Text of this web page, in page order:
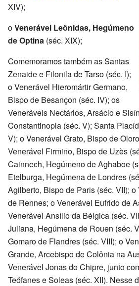
XIV);
oVenerável Leônidas, Hegúmeno
de Optina (séc. XIX);
Comemoramos também as Santas
Zenaide e Filonila de Tarso (séc. I);
o Venerável Hieromártir Germano,
Bispo de Besançon (séc. IV); os
Veneráveis Nectários, Arsácio e
Constantinopla (séc. V); Santa
V); o Venerável Grato, Bispo de
Venerável Firmino, Bispo de Uzès
Cainnech, Hegúmeno de Aghaboe
Etelburga, Hegúmena de Londres
Agilberto, Bispo de Paris (séc. VII);
de Rennes; o Venerável Eufrido de
Venerável Ansílio da Bélgica (séc.
Juliana, Hegúmena de Rouen (séc.
Gomaro de Flandres (séc. VIII); o
Grande, Arcebispo de Colônia na
Venerável Jonas do Chipre, junto
Teófanes e Soleas (séc. XII). Nesse